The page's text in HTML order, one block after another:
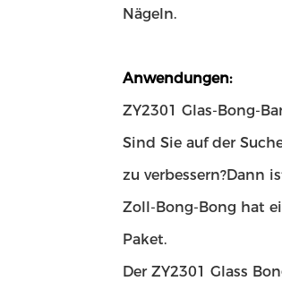
Nägeln.
Anwendungen:
ZY2301 Glas-Bong-
Sind Sie auf der
zu verbessern?Dann
Zoll-Bong-Bong hat
Paket.
Der ZY2301 Glass